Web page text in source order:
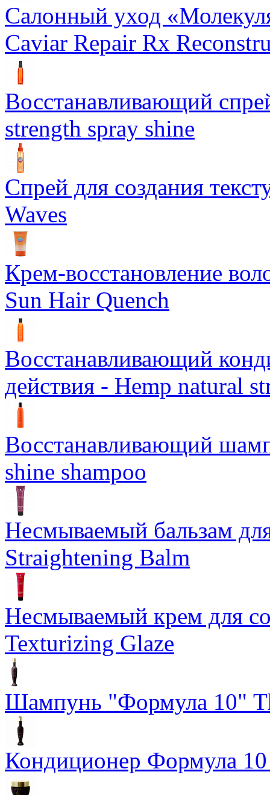
Салонный уход
Caviar Repair Rx
Восстанавливающий
strength spray shine
Спрей для создания
Waves
Крем-восстановление
Sun Hair Quench
Восстанавливающий
действия - Hemp natural
Восстанавливающий
shine shampoo
Несмываемый бальзам
Straightening Balm
Несмываемый крем для
Texturizing Glaze
Шампунь "Формула 10"
Кондиционер Формула